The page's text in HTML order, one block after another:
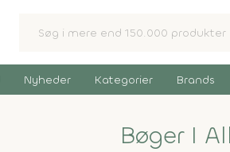
Nyheder Kategorier Brands
Bøger I